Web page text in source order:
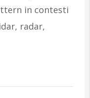
in contesti
radar,